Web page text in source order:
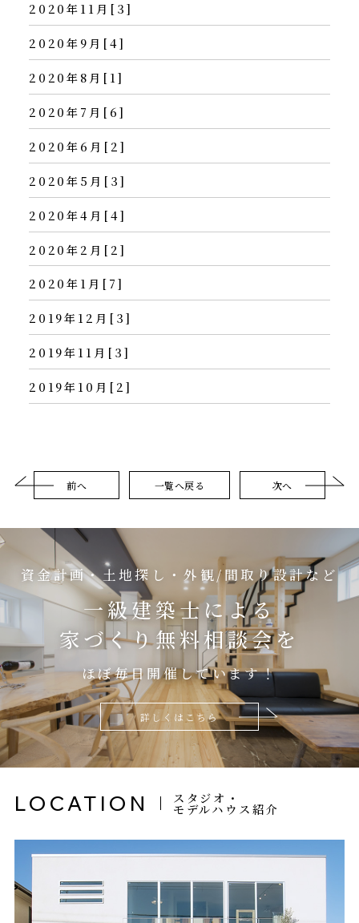
2020年11月[3]
2020年9月[4]
2020年8月[1]
2020年7月[6]
2020年6月[2]
2020年5月[3]
2020年4月[4]
2020年2月[2]
2020年1月[7]
2019年12月[3]
2019年11月[3]
2019年10月[2]
前へ 一覧へ戻る 次へ
資金計画・土地探し・外観/間取り設計など
一級建築士による
家づくり無料相談会を
ほぼ毎日開催しています！
詳しくはこちら
LOCATION スタジオ・
モデルハウス紹介